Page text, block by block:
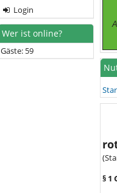
Login
Wer ist online?
Gäste: 59
§ 1